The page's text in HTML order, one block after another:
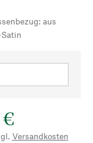
aus
Versandkosten